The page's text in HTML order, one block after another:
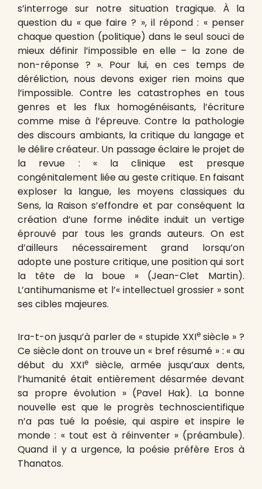
s’interroge sur notre situation tragique. À la
question du « que faire ? », il répond : « penser
chaque question (politique) dans le seul souci de
mieux définir l’impossible en elle – la zone de
non-réponse ? ». Pour lui, en ces temps de
déréliction, nous devons exiger rien moins que
l’impossible. Contre les catastrophes en tous
genres et les flux homogénéisants, l’écriture
comme mise à l’épreuve. Contre la pathologie
des discours ambiants, la critique du langage et
le délire créateur. Un passage éclaire le projet de
la revue : « la clinique est presque
congénitalement liée au geste critique. En faisant
exploser la langue, les moyens classiques du
Sens, la Raison s’effondre et par conséquent la
création d’une forme inédite induit un vertige
éprouvé par tous les grands auteurs. On est
d’ailleurs nécessairement grand lorsqu’on
adopte une posture critique, une position qui sort
la tête de la boue » (Jean-Clet Martin).
L’antihumanisme et l’« intellectuel grossier » sont
ses cibles majeures.
Ira-t-on jusqu’à parler de « stupide XXIesiècle » ?
Ce siècle dont on trouve un « bref résumé » : « au
début du XXIe
siècle, armée jusqu’aux dents,
l’humanité était entièrement désarmée devant
sa propre évolution » (Pavel Hak). La bonne
nouvelle est que le progrès technoscientifique
n’a pas tué la poésie, qui aspire et inspire le
monde : « tout est à réinventer » (préambule).
Quand il y a urgence, la poésie préfère Eros à
Thanatos.